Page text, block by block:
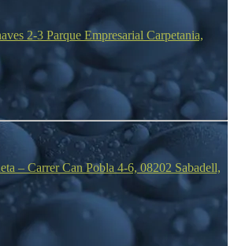
2-3 Parque Empresarial Carpetania,
– Carrer Can Pobla 4-6, 08202 Sabadell,